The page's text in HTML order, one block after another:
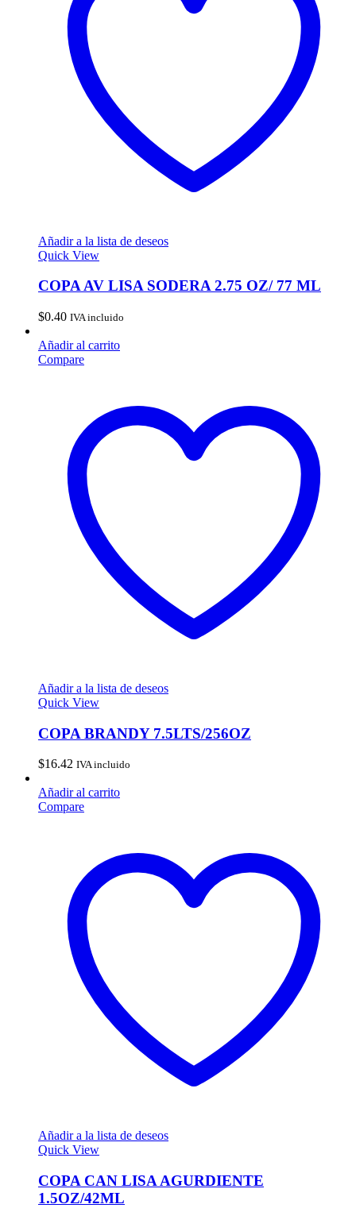
Añadir a la lista de deseos
Quick View
COPA AV LISA SODERA 2.75 OZ/ 77 ML
$0.40 IVA incluido
Añadir al carrito
Compare
Añadir a la lista de deseos
Quick View
COPA BRANDY 7.5LTS/256OZ
$16.42 IVA incluido
Añadir al carrito
Compare
Añadir a la lista de deseos
Quick View
COPA CAN LISA AGURDIENTE
1.5OZ/42ML